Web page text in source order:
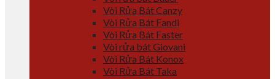
Vòi Rửa Bát Canzy
Vòi Rửa Bát Fandi
Vòi Rửa Bát Faster
Vòi rửa bát Giovani
Vòi Rửa Bát Konox
Vòi Rửa Bát Taka